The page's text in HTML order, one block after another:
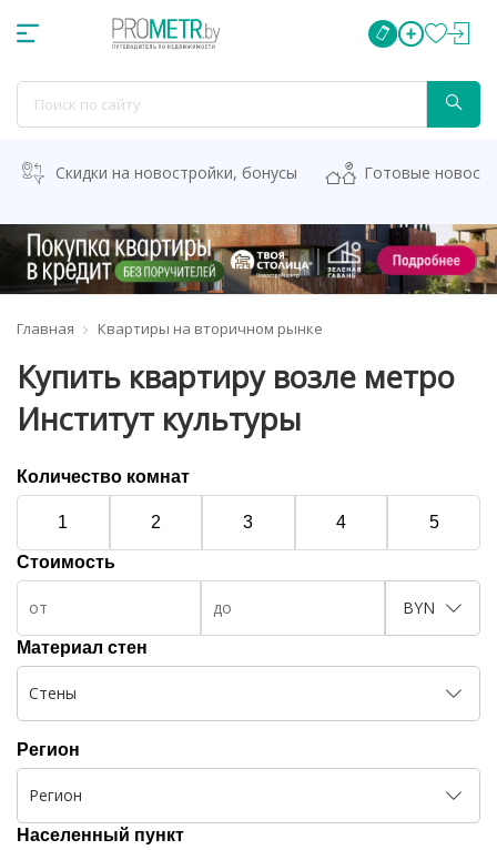
Скидки на новостройки, бонусы Готовые
Главная Квартиры на вторичном рынке
Купить квартиру возле метро
Институт культуры
Количество комнат
1 2 3 4 5
Стоимость
BYN
Материал стен
Стены
Регион
Регион
Населенный пункт